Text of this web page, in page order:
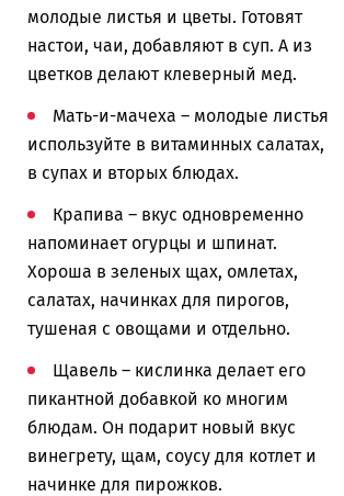
молодые листья и цветы. Готовят
настои, чаи, добавляют в суп. А из
цветков делают клеверный мед.
Мать-и-мачеха – молодые листья
используйте в витаминных салатах,
в супах и вторых блюдах.
Крапива – вкус одновременно
напоминает огурцы и шпинат.
Хороша в зеленых щах, омлетах,
салатах, начинках для пирогов,
тушеная с овощами и отдельно.
Щавель – кислинка делает его
пикантной добавкой ко многим
блюдам. Он подарит новый вкус
винегрету, щам, соусу для котлет и
начинке для пирожков.